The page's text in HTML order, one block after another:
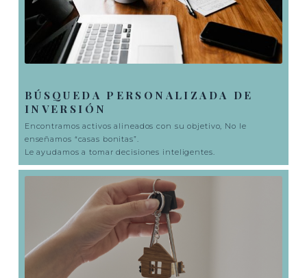
BÚSQUEDA PERSONALIZADA DE
INVERSIÓN
Encontramos activos alineados con su objetivo, No le
enseñamos “casas bonitas”.
Le ayudamos a tomar decisiones inteligentes.